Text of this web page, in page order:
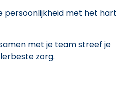
persoonlijkheid met het hart
met je team streef je
zorg.